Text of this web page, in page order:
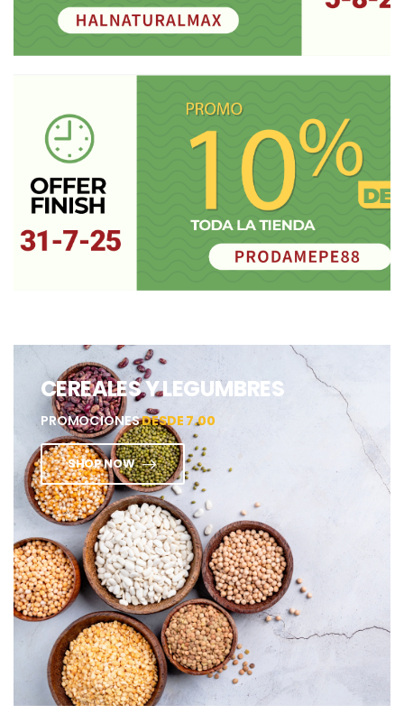
CEREALES Y LEGUMBRES
PROMOCIONESDESDE 7.00
SHOP NOW